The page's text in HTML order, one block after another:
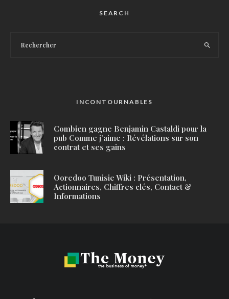
SEARCH
INCONTOURNABLES
Combien gagne Benjamin Castaldi pour la
pub Comme j’aime : Révélations sur son
contrat et ses gains
Ooredoo Tunisie Wiki : Présentation,
Actionnaires, Chiffres clés, Contact &
Informations